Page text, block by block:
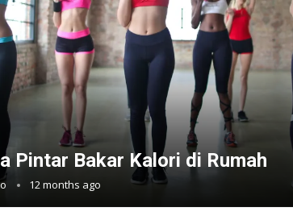
Pintar Bakar Kalori di Rumah
12 months ago